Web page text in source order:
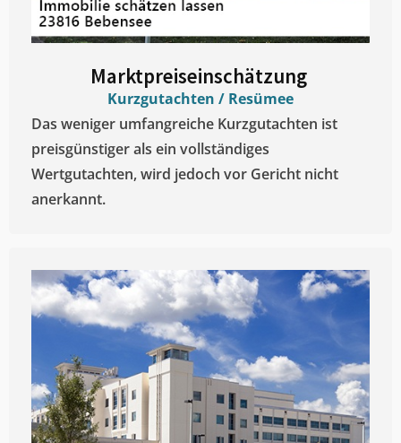
Marktpreiseinschätzung ​
Kurzgutachten / Resümee
Das weniger umfangreiche Kurzgutachten ist
preisgünstiger als ein vollständiges
Wertgutachten, wird jedoch vor Gericht nicht
anerkannt.